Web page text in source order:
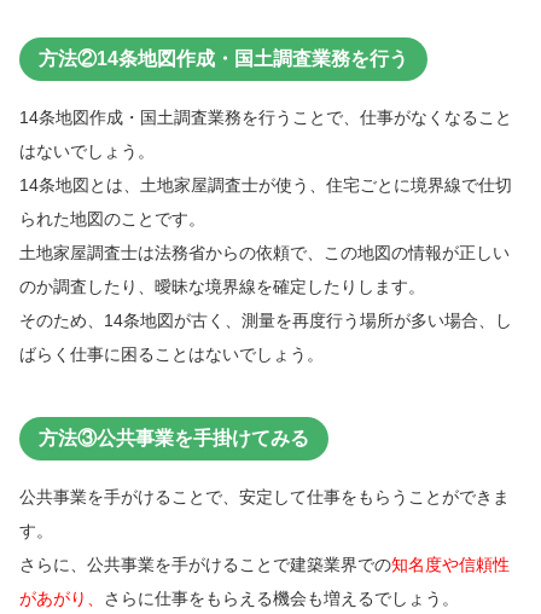
方法②14条地図作成・国土調査業務を行う
14条地図作成・国土調査業務を行うことで、仕事がなくなること
はないでしょう。
14条地図とは、土地家屋調査士が使う、住宅ごとに境界線で仕切
られた地図のことです。
土地家屋調査士は法務省からの依頼で、この地図の情報が正しい
のか調査したり、曖昧な境界線を確定したりします。
そのため、14条地図が古く、測量を再度行う場所が多い場合、し
ばらく仕事に困ることはないでしょう。
方法③公共事業を手掛けてみる
公共事業を手がけることで、安定して仕事をもらうことができま
す。
さらに、公共事業を手がけることで建築業界での知名度や信頼性
があがり、 さらに仕事をもらえる機会も増えるでしょう。